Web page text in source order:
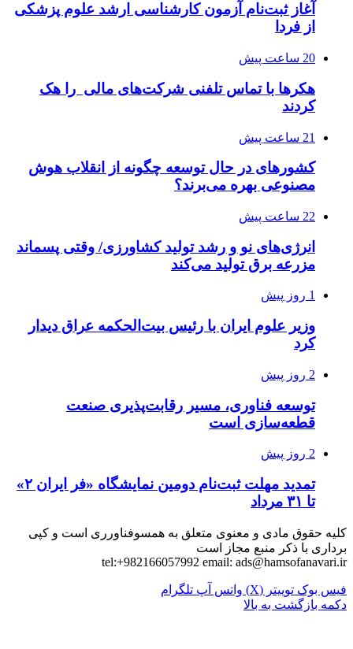
آغاز ثبت‌نام‌ آزمون کارشناسی ارشد علوم پزشکی
از فردا
20 ساعت پیش
هکرها با تماس تلفنی شرکت‌های مالی را هک
کردند
21 ساعت پیش
کشورهای در حال توسعه چگونه از انقلاب هوش
مصنوعی بهره می‌برند؟
22 ساعت پیش
انرژی‌های نو و رشد تولید کشاورزی/ وقتی پسماند
مزرعه‌ برق تولید می‌کند
1 روز پیش
وزیر علوم ایران با رئیس بیت‌الحکمه عراق دیدار
کرد
2 روز پیش
توسعه فناوری، مسیر رقابت‌پذیری صنعت
قطعه‌سازی است
2 روز پیش
تمدید مهلت ثبت‌نام دومین نمایشگاه «فر ایران ۲»
تا ۳۱ مرداد
کلیه حقوق مادی و معنوی متعلق به همسوفناورری است و کپی
برداری با ذکر منبع مجاز است
tel:+982166057992 email: ads@hamsofanavari.ir
فیس بوک توییتر (X) واتس آپ تلگرام
دکمه بازگشت به بالا